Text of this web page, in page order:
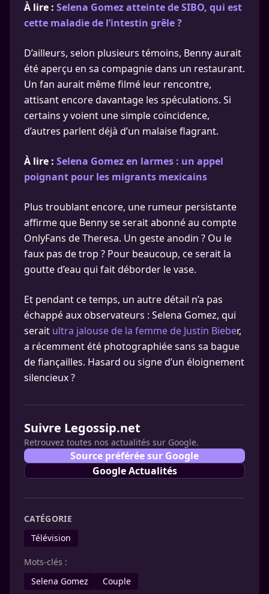
À lire : Selena Gomez atteinte de SIBO, qui est
cette maladie de l’intestin grêle ?
D’ailleurs, selon plusieurs témoins, Benny aurait
été aperçu en sa compagnie dans un restaurant.
Un fan aurait même filmé leur rencontre,
attisant encore davantage les spéculations. Si
certains y voient une simple coïncidence,
d’autres parlent déjà d’un malaise flagrant.
À lire : Selena Gomez en larmes : un appel
poignant pour les migrants mexicains
Plus troublant encore, une rumeur persistante
affirme que Benny se serait abonné au compte
OnlyFans de Theresa. Un geste anodin ? Ou le
faux pas de trop ? Pour beaucoup, ce serait la
goutte d’eau qui fait déborder le vase.
Et pendant ce temps, un autre détail n’a pas
échappé aux observateurs : Selena Gomez, qui
serait ultra jalouse de la femme de Justin Bieber,
a récemment été photographiée sans sa bague
de fiançailles. Hasard ou signe d’un éloignement
silencieux ?
Suivre Legossip.net
Retrouvez toutes nos actualités sur Google.
Source préférée sur Google
Google Actualités
CATÉGORIE
Télévision
Mots-clés :
Selena Gomez
Couple